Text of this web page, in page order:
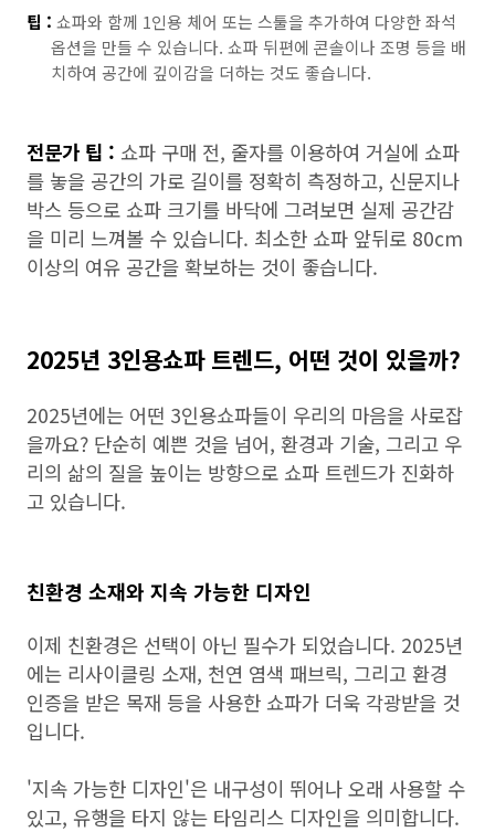
팁 : 쇼파와 함께 1인용 체어 또는 스툴을 추가하여 다양한 좌석
옵션을 만들 수 있습니다. 쇼파 뒤편에 콘솔이나 조명 등을 배
치하여 공간에 깊이감을 더하는 것도 좋습니다.
전문가 팁 : 쇼파 구매 전, 줄자를 이용하여 거실에 쇼파
를 놓을 공간의 가로 길이를 정확히 측정하고, 신문지나
박스 등으로 쇼파 크기를 바닥에 그려보면 실제 공간감
을 미리 느껴볼 수 있습니다. 최소한 쇼파 앞뒤로 80cm
이상의 여유 공간을 확보하는 것이 좋습니다.
2025년 3인용쇼파 트렌드, 어떤 것이 있을까?
2025년에는 어떤 3인용쇼파들이 우리의 마음을 사로잡
을까요? 단순히 예쁜 것을 넘어, 환경과 기술, 그리고 우
리의 삶의 질을 높이는 방향으로 쇼파 트렌드가 진화하
고 있습니다.
친환경 소재와 지속 가능한 디자인
이제 친환경은 선택이 아닌 필수가 되었습니다. 2025년
에는 리사이클링 소재, 천연 염색 패브릭, 그리고 환경
인증을 받은 목재 등을 사용한 쇼파가 더욱 각광받을 것
입니다.
'지속 가능한 디자인'은 내구성이 뛰어나 오래 사용할 수
있고, 유행을 타지 않는 타임리스 디자인을 의미합니다.